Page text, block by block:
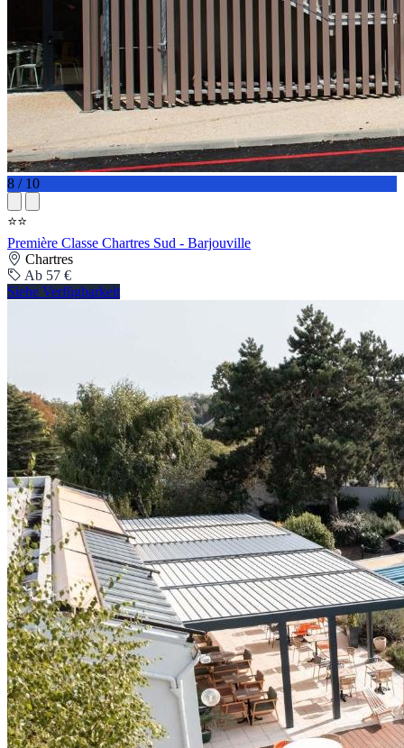
8 / 10
⭐⭐
Première Classe Chartres Sud - Barjouville
Chartres
Ab 57 €
Siehe Verfügbarkeit